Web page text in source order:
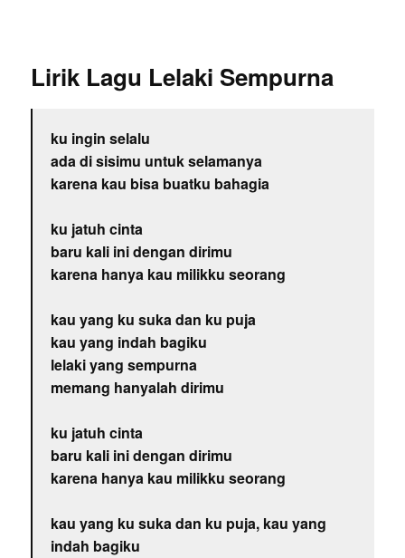
Lirik Lagu Lelaki Sempurna
ku ingin selalu
ada di sisimu untuk selamanya
karena kau bisa buatku bahagia
ku jatuh cinta
baru kali ini dengan dirimu
karena hanya kau milikku seorang
kau yang ku suka dan ku puja
kau yang indah bagiku
lelaki yang sempurna
memang hanyalah dirimu
ku jatuh cinta
baru kali ini dengan dirimu
karena hanya kau milikku seorang
kau yang ku suka dan ku puja, kau yang
indah bagiku